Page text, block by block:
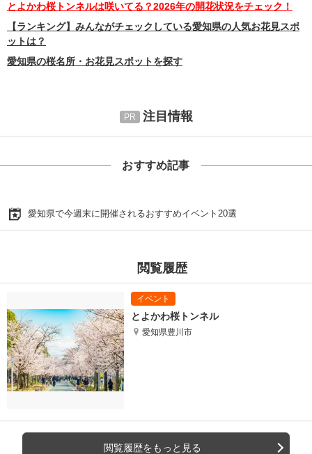
とよかわ桜トンネルは咲いてる？2026年の開花状況をチェック！
【ランキング】みんながチェックしている愛知県の人気お花見スポ
ットは？
愛知県の桜名所・お花見スポットを探す
注目情報
おすすめ記事
愛知県で今週末に開催されるおすすめイベント20選
閲覧履歴
とよかわ桜トンネル
愛知県豊川市
閲覧履歴をもっと見る